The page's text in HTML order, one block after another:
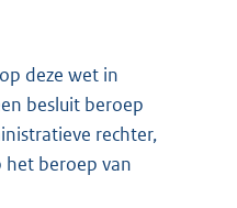
deze wet in
besluit beroep
rechter,
beroep van